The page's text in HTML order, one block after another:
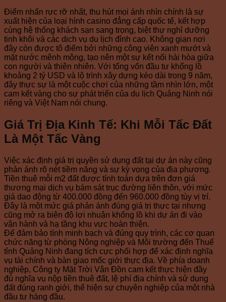
Điểm nhấn rực rỡ nhất, thu hút mọi ánh nhìn chính là sự
xuất hiện của loại hình casino đẳng cấp quốc tế, kết hợp
cùng hệ thống khách sạn sang trọng, biệt thự nghỉ dưỡng
tinh khôi và các dịch vụ du lịch đỉnh cao. Không gian nơi
đây còn được tô điểm bởi những công viên xanh mướt và
mặt nước mênh mông, tạo nên một sự kết nối hài hòa giữa
con người và thiên nhiên. Với tổng vốn đầu tư khổng lồ
khoảng 2 tỷ USD và lộ trình xây dựng kéo dài trong 9 năm,
đây thực sự là một cuộc chơi của những tầm nhìn lớn, một
cam kết vàng cho sự phát triển của du lịch Quảng Ninh nói
riêng và Việt Nam nói chung.
Giá Trị Địa Kinh Tế: Khi Mỗi Tấc Đất
Là Một Tấc Vàng
Việc xác định giá trị quyền sử dụng đất tại dự án này cũng
phản ánh rõ nét tiềm năng và sự kỳ vọng của địa phương.
Tiền thuê mỗi m2 đất được tính toán dựa trên đơn giá
thương mại dịch vụ bám sát trục đường liên thôn, với mức
giá dao động từ 400.000 đồng đến 960.000 đồng tùy vị trí.
Đây là một mức giá phản ánh đúng giá trị thực tại nhưng
cũng mở ra biên độ lợi nhuận khổng lồ khi dự án đi vào
vận hành và hạ tầng khu vực hoàn thiện.
Để đảm bảo tính minh bạch và đúng quy trình, các cơ quan
chức năng từ phòng Nông nghiệp và Môi trường đến Thuế
tỉnh Quảng Ninh đang tích cực phối hợp để xác định nghĩa
vụ tài chính và bàn giao mốc giới thực địa. Về phía doanh
nghiệp, Công ty Mặt Trời Vân Đồn cam kết thực hiện đầy
đủ nghĩa vụ nộp tiền thuê đất, lệ phí địa chính và sử dụng
đất đúng ranh giới, thể hiện sự chuyên nghiệp của một nhà
đầu tư hàng đầu.